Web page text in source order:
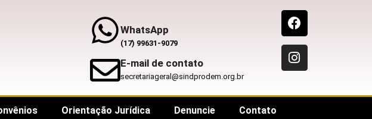
WhatsApp
(17) 99631-9079
E-mail de contato
secretariageral@sindprodem.org.br
Orientação Jurídica Denuncie Contato